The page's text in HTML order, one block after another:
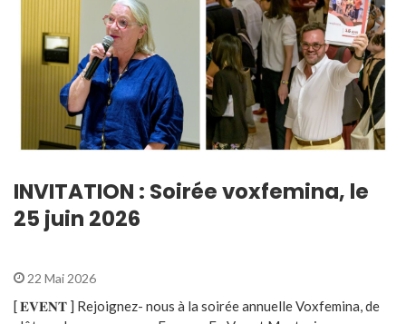
INVITATION : Soirée voxfemina, le
25 juin 2026
22 Mai 2026
[ 𝐄𝐕𝐄𝐍𝐓 ] Rejoignez- nous à la soirée annuelle Voxfemina, de